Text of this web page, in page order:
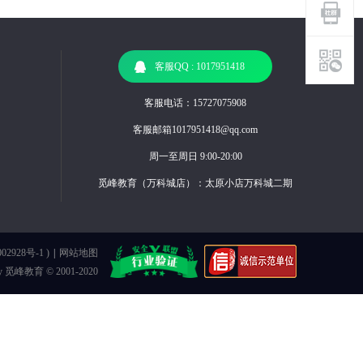
客服QQ : 1017951418
客服电话：15727075908
客服邮箱1017951418@qq.com
周一至周日 9:00-20:00
觅峰教育（万科城店）：太原小店万科城二期
号-1 )
网站地图
觅峰教育© 2001-2020